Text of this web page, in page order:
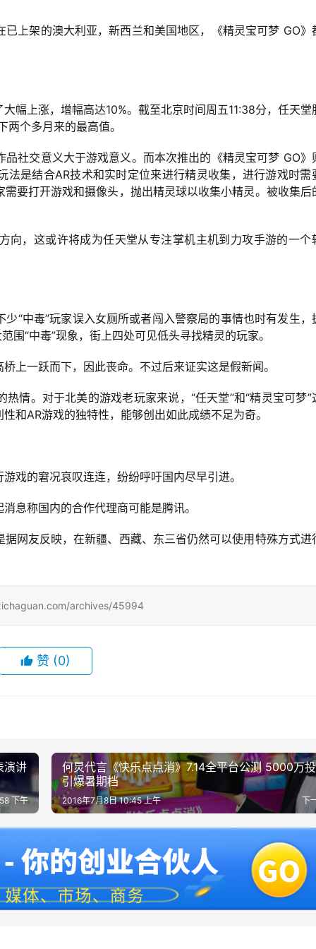
上架的澳大利亚，新西兰和美国地区，《精灵宝可梦 GO》
幅上涨，增幅高达10%。截至北京时间周五11:38分，任天堂
个多月来的最高值。
社交意义大于游戏意义。而本次推出的《精灵宝可梦 GO》
法是结合AR技术和实时定位来进行精灵收集，进行游戏时需
要打开游戏和摄像头，抛出精灵球以收集小精灵。被收集后
向，这或许将成为任天堂从专注掌机主机到力攻手游的一个
“中毒”玩家误入女厕所或者闯入警察局的事情也时有发生，
“中毒”现象，街上四处可见低头寻找精灵的玩家。
上一跃而下，因此丧命。不过后来证实这是假新闻。
情。对于北美的游戏老玩家来说，“任天堂”和“精灵宝可梦”
和AR游戏的独特性，能够创出如此成绩不足为奇。
戏的窘况哀叹连连，纷纷呼吁国内尽早引进。
息称国内的合作代理商可能是腾讯。
网友反映，在新疆、西藏、东三省仍然可以使用特殊方式进
archives/45994
赞 (0)
演讲
下午
何炅代言《快乐点点消》7.14全平台公测 5000万
引爆暑期档
下
2016年7月8日 10:45 上午